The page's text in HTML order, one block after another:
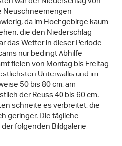
Neuschneemengen
da im Hochgebirge kaum
die den Niederschlag
das Wetter in dieser Periode
nur bedingt Abhilfe
fielen von Montag bis Freitag
Unterwallis und im
50 bis 80 cm, am
der Reuss 40 bis 60 cm.
schneite es verbreitet, die
geringer. Die tägliche
folgenden Bildgalerie